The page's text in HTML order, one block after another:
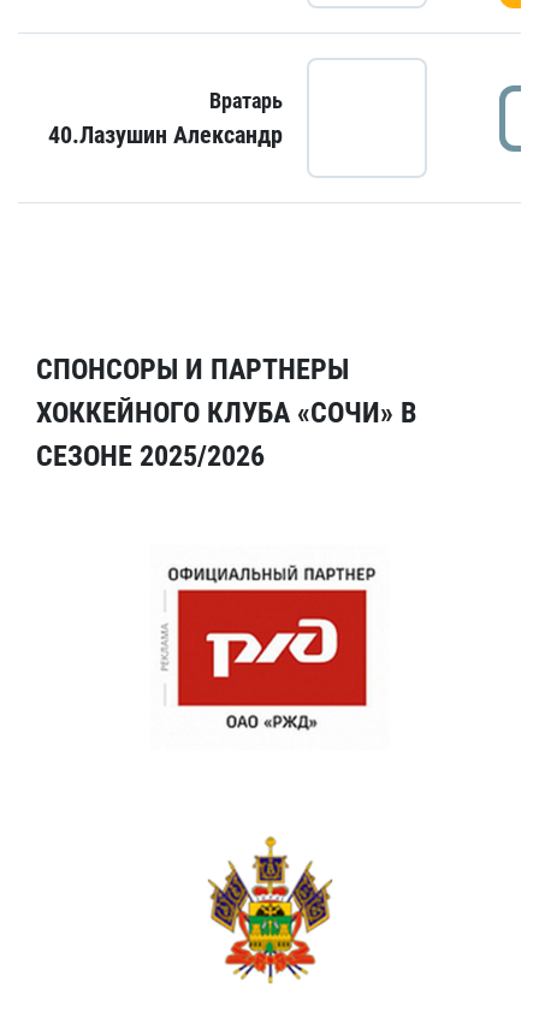
Вратарь
40.Лазушин Александр
СПОНСОРЫ И ПАРТНЕРЫ
ХОККЕЙНОГО КЛУБА «СОЧИ» В
СЕЗОНЕ 2025/2026